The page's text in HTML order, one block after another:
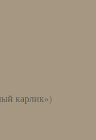
карлик»)